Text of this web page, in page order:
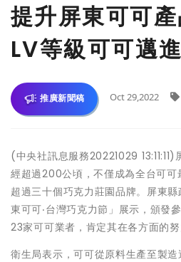
提升屏東可可
LV等級可可邁進
推廣新聞稿 Oct 29,2022
(中央社訊息服務20221029
經超過200公頃，不僅成為全台可可
超過三十個巧克力莊園品牌。屏東
東可可‧台灣巧克力節」展示，頒發
23家可可業者，肯定其在各方面的努
衛生局表示，可可從原料生產至製